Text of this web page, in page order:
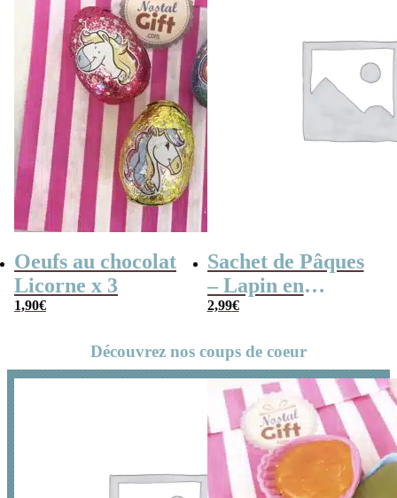
Oeufs au chocolat
Licorne x 3
1,90€
Sachet de Pâques
– Lapin en
guimauve x15
2,99€
Découvrez nos coups de coeur